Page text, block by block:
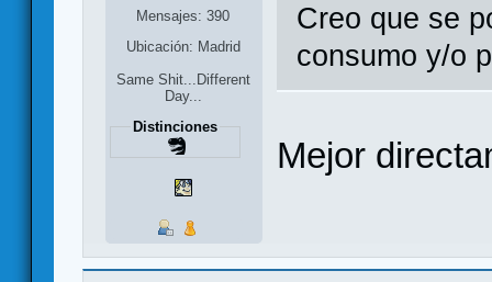
Mensajes: 390
Ubicación: Madrid
Same Shit...Different
Day...
Distinciones
Creo que se
consumo y/o
Mejor